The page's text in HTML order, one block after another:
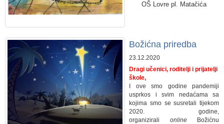
OŠ Lovre pl. Matačića
Božićna priredba
23.12.2020
Dragi učenici, roditelji i prijatelji
škole,
I ove smo godine pandemiji
usprkos i svim nedaćama sa
kojima smo se susretali tijekom
2020. godine,
organizirali onlineBožićnu